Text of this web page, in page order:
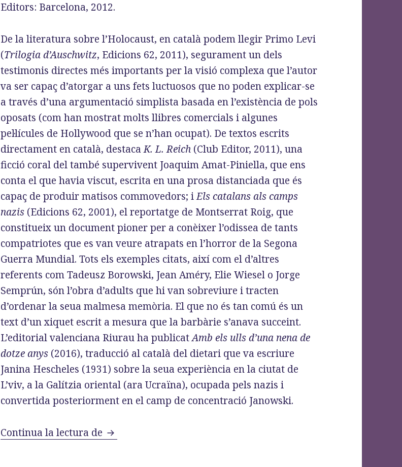
Editors: Barcelona, 2012.
De la literatura sobre l’Holocaust, en català podem llegir Primo Levi
(Trilogia d’Auschwitz, Edicions 62, 2011), segurament un dels
testimonis directes més importants per la visió complexa que l’autor
va ser capaç d’atorgar a uns fets luctuosos que no poden explicar-se
a través d’una argumentació simplista basada en l’existència de pols
oposats (com han mostrat molts llibres comercials i algunes
pel·lícules de Hollywood que se n’han ocupat). De textos escrits
directament en català, destacaK. L. Reich (Club Editor, 2011), una
ficció coral del també supervivent Joaquim Amat-Piniella, que ens
conta el que havia viscut, escrita en una prosa distanciada que és
capaç de produir matisos commovedors; iEls catalans als camps
nazis (Edicions 62, 2001), el reportatge de Montserrat Roig, que
constitueix un document pioner per a conèixer l’odissea de tants
compatriotes que es van veure atrapats en l’horror de la Segona
Guerra Mundial. Tots els exemples citats, així com el d’altres
referents com Tadeusz Borowski, Jean Améry, Elie Wiesel o Jorge
Semprún, són l’obra d’adults que hi van sobreviure i tracten
d’ordenar la seua malmesa memòria. El que no és tan comú és un
text d’un xiquet escrit a mesura que la barbàrie s’anava succeint.
L’editorial valenciana Riurau ha publicatAmb els ulls d’una nena de
dotze anys (2016), traducció al català del dietari que va escriure
Janina Hescheles (1931) sobre la seua experiència en la ciutat de
L’viv, a la Galítzia oriental (ara Ucraïna), ocupada pels nazis i
convertida posteriorment en el camp de concentració Janowski.
Continua la lectura de «Janina Hescheles: amb els ulls d’una nena de dotze anys»,